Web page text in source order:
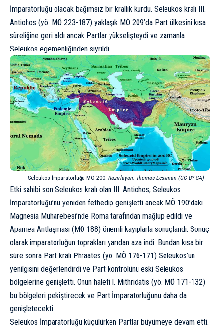
İmparatorluğu olacak bağımsız bir krallık kurdu. Seleukos kralı III.
Antiohos (yö. MÖ 223-187) yaklaşık MÖ 209’da Part ülkesini kısa
süreliğine geri aldı ancak Partlar yükselişteydi ve zamanla
Seleukos egemenliğinden sıyrıldı.
Seleukos İmparatorluğu MÖ 200. Hazırlayan: Thomas Lessman (CC BY-SA)
Etki sahibi son Seleukos kralı olan III. Antiohos, Seleukos
İmparatorluğu’nu yeniden fethedip genişletti ancak MÖ 190’daki
Magnesia Muharebesi’nde Roma tarafından mağlup edildi ve
Apamea Antlaşması (MÖ 188) önemli kayıplarla sonuçlandı. Sonuç
olarak imparatorluğun toprakları yarıdan aza indi. Bundan kısa bir
süre sonra Part kralı Phraates (yö. MÖ 176-171) Seleukos’un
yenilgisini değerlendirdi ve Part kontrolünü eski Seleukos
bölgelerine genişletti. Onun halefi I. Mithridatis (yö. MÖ 171-132)
bu bölgeleri pekiştirecek ve Part İmparatorluğunu daha da
genişletecekti.
Seleukos İmparatorluğu küçülürken Partlar büyümeye devam etti.